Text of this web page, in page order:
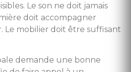
Le son ne doit jamais
doit accompagner
Le mobilier doit être suffisant
demande une bonne